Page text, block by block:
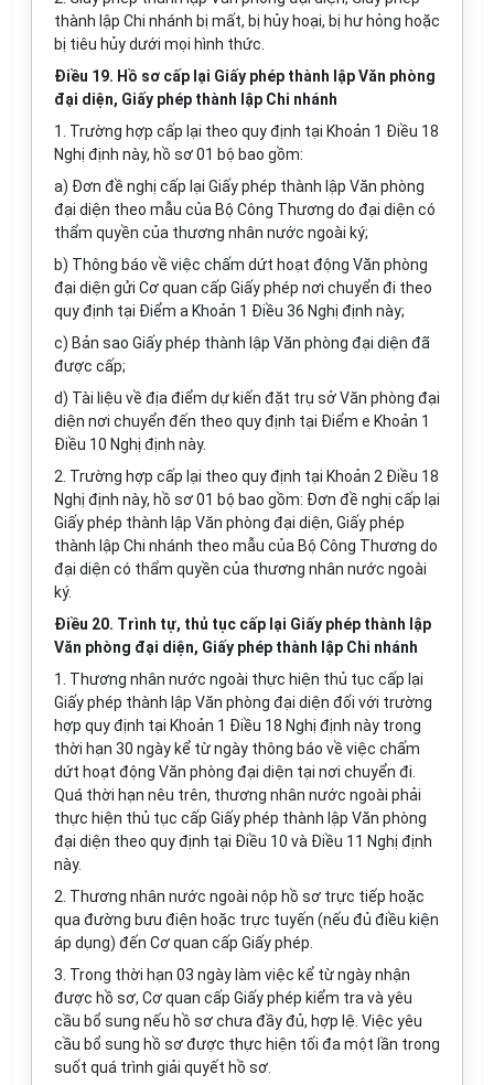
thành lập Chi nhánh bị mất, bị hủy hoại, bị hư hỏng hoặc
bị tiêu hủydưới mọi hình thức.
Điều 19. Hồ sơ cấp lại Giấy phép thành lập Văn phòng
đại diện, Giấy phép thành lập Chi nhánh
1. Trường hợp cấp lại theo quy định tại Khoản 1 Điều 18
Nghị định này, hồ sơ 01 bộ bao gồm:
a) Đơn đề nghị cấp lại Giấy phép thành lập Văn phòng
đại diện theo mẫu của Bộ Công Thương do đại diện có
thẩm quyền của thương nhân nước ngoài ký;
b) Thông báo về việc chấm dứt hoạt động Văn phòng
đại diện gửi Cơ quan cấp Giấy phép nơi chuyển đi theo
quy định tại Điểm a Khoản 1 Điều 36 Nghị định này;
c) Bản sao Giấy phép thành lập Văn phòng đại diện đã
được cấp;
d) Tài liệu về địa điểm dự kiến đặt trụ sở Văn phòng đại
diện nơi chuyển đến theo quy định tại Điểm e Khoản 1
Điều 10 Nghị định này.
2. Trường hợp cấp lại theo quy định tại Khoản 2 Điều 18
Nghị định này, hồ sơ 01 bộ bao gồm: Đơn đề nghị cấp lại
Giấy phép thành lập Văn phòng đại diện, Giấy phép
thành lập Chi nhánh theo mẫu của Bộ Công Thương do
đại diện có thẩm quyền của thương nhân nước ngoài
ký.
Điều 20. Trình tự, thủ tục cấp lại Giấy phép thành lập
Văn phòng đại diện, Giấy phép thành lập Chi nhánh
1. Thương nhân nước ngoài thực hiện thủ tục cấp lại
Giấy phép thành lập Văn phòng đại diện đối với trường
hợp quy định tại Khoản 1 Điều 18 Nghị định này trong
thời hạn 30 ngày kể từ ngày thông báo về việc chấm
dứt hoạt động Văn phòng đại diện tại nơi chuyển đi.
Quá thời hạn nêu trên, thương nhân nước ngoài phải
thực hiện thủ tục cấp Giấy phép thành lập Văn phòng
đại diện theo quy định tại Điều 10 và Điều 11 Nghị định
này.
2. Thương nhân nước ngoài nộp hồ sơ trực tiếp hoặc
qua đường bưu điện hoặc trực tuyến (nếu đủ điều kiện
áp dụng) đến Cơ quan cấp Giấy phép.
3. Trong thời hạn 03 ngày làm việc kể từ ngày nhận
được hồ sơ, Cơ quan cấp Giấy phép kiểm tra và yêu
cầu bổ sung nếu hồ sơ chưa đầy đủ, hợp lệ. Việc yêu
cầu bổ sung hồ sơ được thực hiện tối đa một lần trong
suốt quá trình giải quyết hồ sơ.